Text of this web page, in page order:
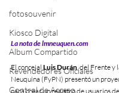
fotosouvenir
Kiosco Digital
Album Compartido
Revendedores Oficiales
Control de Acceso
La nota de lmneuquen.com
El concejal Luis Durán, del Frente y
Neuquina (FyPN) presentó un
para crear un registro de usuarios